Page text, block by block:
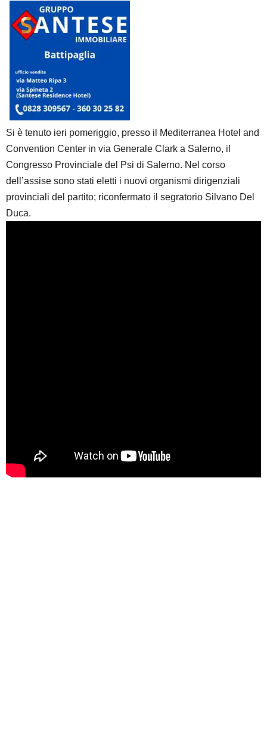
Si è tenuto ieri pomeriggio, presso il Mediterranea Hotel and
Convention Center in via Generale Clark a Salerno, il
Congresso Provinciale del Psi di Salerno. Nel corso
dell’assise sono stati eletti i nuovi organismi dirigenziali
provinciali del partito; riconfermato il segratorio Silvano Del
Duca.